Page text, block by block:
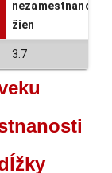
nezamestnanosti
žien
3.7